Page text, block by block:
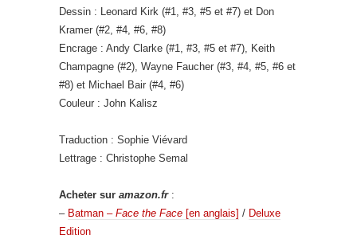
Dessin : Leonard Kirk (#1, #3, #5 et #7) et Don
Kramer (#2, #4, #6, #8)
Encrage : Andy Clarke (#1, #3, #5 et #7), Keith
Champagne (#2), Wayne Faucher (#3, #4, #5, #6 et
#8) et Michael Bair (#4, #6)
Couleur : John Kalisz
Traduction : Sophie Viévard
Lettrage : Christophe Semal
Acheter sur amazon.fr:
– Batman – Face the Face [en anglais] / Deluxe
Edition